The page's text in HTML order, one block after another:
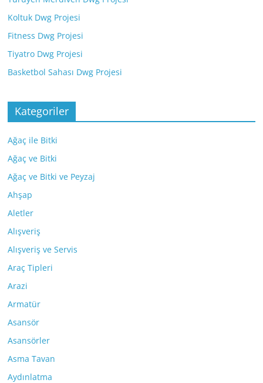
Koltuk Dwg Projesi
Fitness Dwg Projesi
Tiyatro Dwg Projesi
Basketbol Sahası Dwg Projesi
Kategoriler
Ağaç ile Bitki
Ağaç ve Bitki
Ağaç ve Bitki ve Peyzaj
Ahşap
Aletler
Alışveriş
Alışveriş ve Servis
Araç Tipleri
Arazi
Armatür
Asansör
Asansörler
Asma Tavan
Aydınlatma